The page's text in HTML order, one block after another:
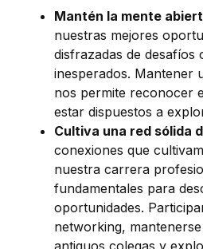
Mantén la mente
nuestras mejores
disfrazadas de desafíos
inesperados. Mantener
nos permite reconocer
estar dispuestos a
Cultiva una red sólida
conexiones que
nuestra carrera
fundamentales para
oportunidades.
networking,
antiguos colegas y